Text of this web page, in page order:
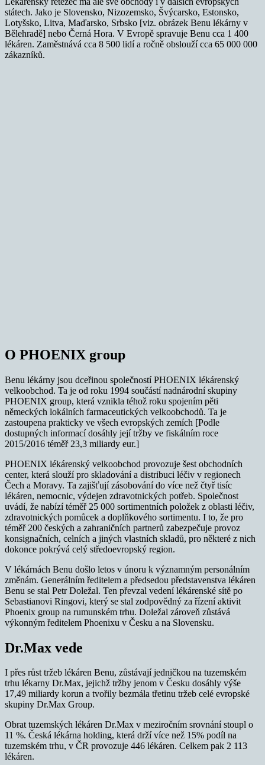
státech. Jako je Slovensko, Nizozemsko, Švýcarsko, Estonsko,
Lotyšsko, Litva, Maďarsko, Srbsko [viz. obrázek Benu lékárny v
Bělehradě] nebo Černá Hora. V Evropě spravuje Benu cca 1 400
lékáren. Zaměstnává cca 8 500 lidí a ročně obslouží cca 65 000 000
zákazníků.
O PHOENIX group
Benu lékárny jsou dceřinou společností PHOENIX lékárenský
velkoobchod. Ta je od roku 1994 součástí nadnárodní skupiny
PHOENIX group, která vznikla téhož roku spojením pěti
německých lokálních farmaceutických velkoobchodů. Ta je
zastoupena prakticky ve všech evropských zemích [Podle
dostupných informací dosáhly její tržby ve fiskálním roce
2015/2016 téměř 23,3 miliardy eur.]
PHOENIX lékárenský velkoobchod provozuje šest obchodních
center, která slouží pro skladování a distribuci léčiv v regionech
Čech a Moravy. Ta zajišťují zásobování do více než čtyř tisíc
lékáren, nemocnic, výdejen zdravotnických potřeb. Společnost
uvádí, že nabízí téměř 25 000 sortimentních položek z oblasti léčiv,
zdravotnických pomůcek a doplňkového sortimentu. I to, že pro
téměř 200 českých a zahraničních partnerů zabezpečuje provoz
konsignačních, celních a jiných vlastních skladů, pro některé z nich
dokonce pokrývá celý středoevropský region.
V lékárnách Benu došlo letos v únoru k významným personálním
změnám. Generálním ředitelem a předsedou představenstva lékáren
Benu se stal Petr Doležal. Ten převzal vedení lékárenské sítě po
Sebastianovi Ringovi, který se stal zodpovědný za řízení aktivit
Phoenix group na rumunském trhu. Doležal zároveň zůstává
výkonným ředitelem Phoenixu v Česku a na Slovensku.
Dr.Max vede
I přes růst tržeb lékáren Benu, zůstávají jedničkou na tuzemském
trhu lékarny Dr.Max, jejichž tržby jenom v Česku dosáhly výše
17,49 miliardy korun a tvořily bezmála třetinu tržeb celé evropské
skupiny Dr.Max Group.
Obrat tuzemských lékáren Dr.Max v meziročním srovnání stoupl o
11 %. Česká lékárna holding, která drží více než 15% podíl na
tuzemském trhu, v ČR provozuje 446 lékáren. Celkem pak 2 113
lékáren.